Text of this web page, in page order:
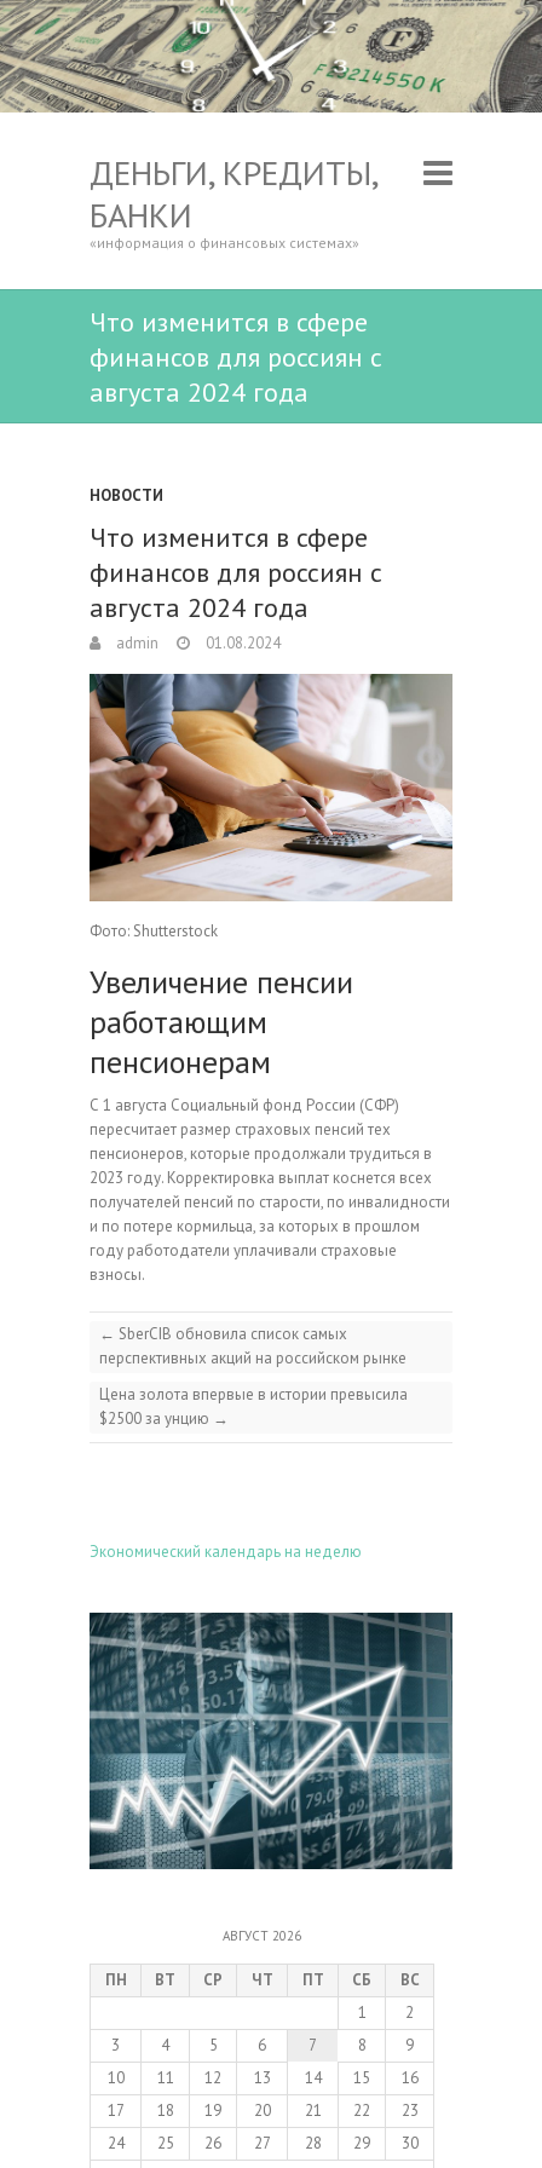
ДЕНЬГИ, КРЕДИТЫ,
БАНКИ
«информация о финансовых системах»
Что изменится в сфере
финансов для россиян с
августа 2024 года
НОВОСТИ
Что изменится в сфере
финансов для россиян с
августа 2024 года
admin 01.08.2024
Фото: Shutterstock
Увеличение пенсии
работающим
пенсионерам
С 1 августа Социальный фонд России (СФР)
пересчитает размер страховых пенсий тех
пенсионеров, которые продолжали трудиться в
2023 году. Корректировка выплат коснется всех
получателей пенсий по старости, по инвалидности
и по потере кормильца, за которых в прошлом
году работодатели уплачивали страховые
взносы.
← SberCIB обновила список самых
перспективных акций на российском рынке
Цена золота впервые в истории превысила
$2500 за унцию →
Экономический календарь на неделю
АВГУСТ 2026
ПН ВТ СР ЧТ ПТ СБ
ВС
1
2
3
4 5 6 7 8
9
10
11 12 13 14 15
16
17
18 19 20 21 22
23
24
25 26 27 28 29
30